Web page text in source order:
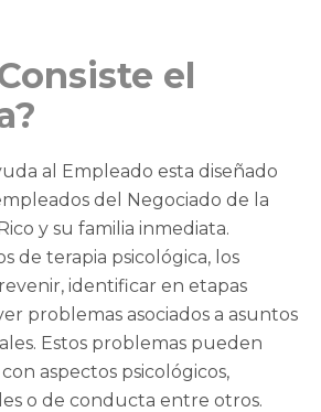
el
al Empleado esta diseñado
del Negociado de la
y su familia inmediata.
de terapia psicológica, los
identificar en etapas
problemas asociados a asuntos
Estos problemas pueden
aspectos psicológicos,
o de conducta entre otros.